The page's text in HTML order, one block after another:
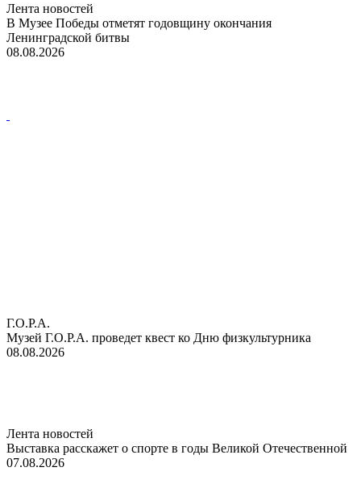
Лента новостей
В Музее Победы отметят годовщину окончания
Ленинградской битвы
08.08.2026
Г.О.Р.А.
Музей Г.О.Р.А. проведет квест ко Дню физкультурника
08.08.2026
Лента новостей
Выставка расскажет о спорте в годы Великой Отечественной
07.08.2026